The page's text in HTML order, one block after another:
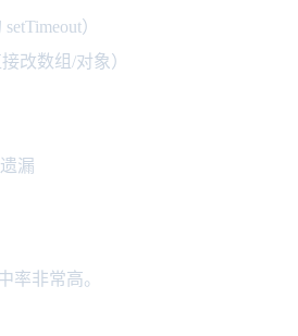
）
改数组/对象）
漏
率非常高。